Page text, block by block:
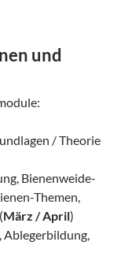
und
/ Theorie
Bienenweide-
Themen,
März / April)